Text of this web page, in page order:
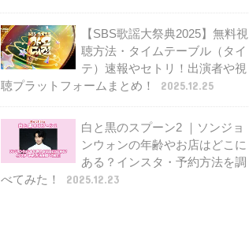
【SBS歌謡大祭典2025】無料視
聴方法・タイムテーブル（タイ
テ）速報やセトリ！出演者や視
聴プラットフォームまとめ！
2025.12.25
白と黒のスプーン2 ｜ソンジョ
ンウォンの年齢やお店はどこに
ある？インスタ・予約方法を調
べてみた！
2025.12.23